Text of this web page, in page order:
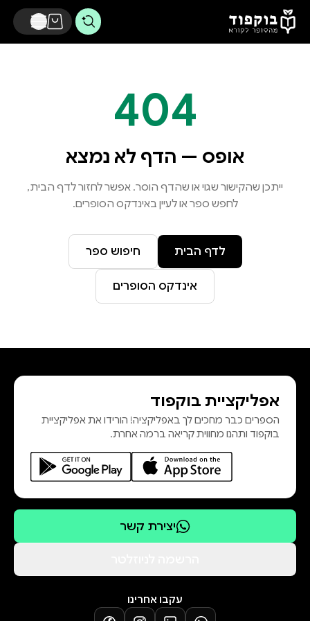
דלג לתוכן הראשי
404
אופס — הדף לא נמצא
ייתכן שהקישור שגוי או שהדף הוסר. אפשר לחזור לדף הבית,
לחפש ספר או לעיין באינדקס הסופרים.
לדף הבית חיפוש ספר
אינדקס הסופרים
אפליקציית בוקפוד
הספרים כבר מחכים לך באפליקציה! הורידו את אפליקציית
בוקפוד ותהנו מחווית קריאה ברמה אחרת.
יצירת קשר
עקבו אחרינו